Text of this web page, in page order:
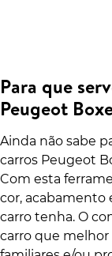
Para que
Peugeot
Ainda não sabe
carros Peugeot
Com esta
cor, acabamento
carro tenha. O
carro que melhor